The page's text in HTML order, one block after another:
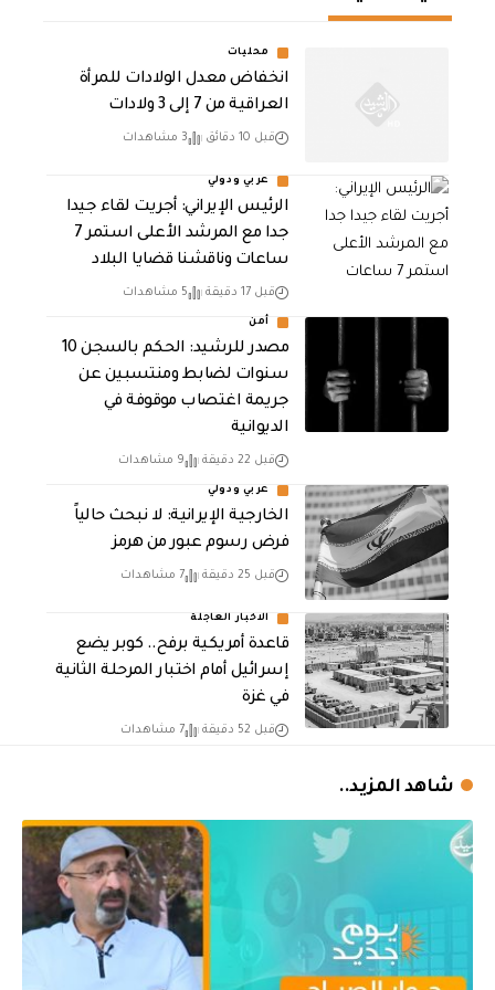
محليات
انخفاض معدل الولادات للمرأة
العراقية من 7 إلى 3 ولادات
قبل 10 دقائق 3 مشاهدات
عربي ودولي
الرئيس الإيراني: أجريت لقاء جيدا
جدا مع المرشد الأعلى استمر 7
ساعات وناقشنا قضايا البلاد
قبل 17 دقيقة 5 مشاهدات
أمن
مصدر للرشيد: الحكم بالسجن 10
سنوات لضابط ومنتسبين عن
جريمة اغتصاب موقوفة في
الديوانية
قبل 22 دقيقة 9 مشاهدات
عربي ودولي
الخارجية الإيرانية: لا نبحث حالياً
فرض رسوم عبور من هرمز
قبل 25 دقيقة 7 مشاهدات
الاخبار العاجلة
قاعدة أمريكية برفح.. كوبر يضع
إسرائيل أمام اختبار المرحلة الثانية
في غزة
قبل 52 دقيقة 7 مشاهدات
شاهد المزيد..